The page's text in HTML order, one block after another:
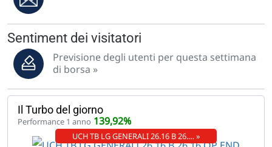
Sentiment dei visitatori
Previsione degli utenti per questa settimana
di borsa »
Il Turbo del giorno
Performance 1 anno 139,92%
UCH TB LG GENERALI 26.16 B 26.… »